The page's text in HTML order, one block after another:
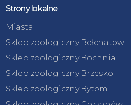
Strony lokalne
Miasta
Sklep zoologiczny Bełchatów
Sklep zoologiczny Bochnia
Sklep zoologiczny Brzesko
Sklep zoologiczny Bytom